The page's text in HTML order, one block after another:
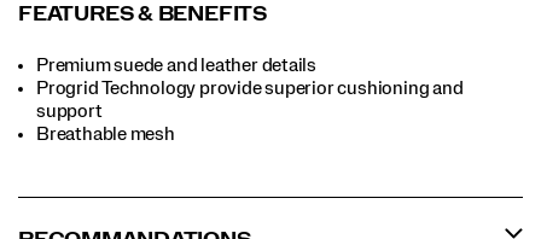
FEATURES & BENEFITS
Premium suede and leather details
Progrid Technology provide superior cushioning and
support
Breathable mesh